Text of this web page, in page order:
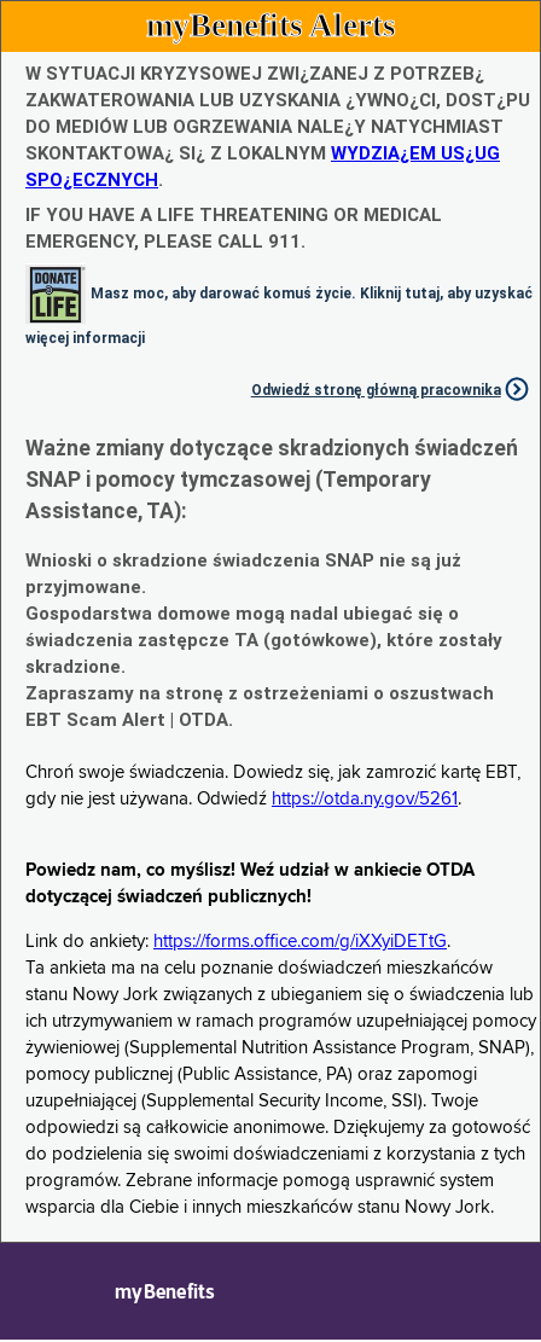
myBenefits Alerts
W SYTUACJI KRYZYSOWEJ ZWI¿ZANEJ Z POTRZEB¿
ZAKWATEROWANIA LUB UZYSKANIA ¿YWNO¿CI, DOST¿PU
DO MEDIÓW LUB OGRZEWANIA NALE¿Y NATYCHMIAST
SKONTAKTOWA¿ SI¿ Z LOKALNYM WYDZIA¿EM US¿UG
SPO¿ECZNYCH.
IF YOU HAVE A LIFE THREATENING OR MEDICAL
EMERGENCY, PLEASE CALL 911.
Masz moc, aby darować komuś życie. Kliknij tutaj, aby uzyskać
więcej informacji
Odwiedź stronę główną pracownika
Ważne zmiany dotyczące skradzionych świadczeń
SNAP i pomocy tymczasowej (Temporary
Assistance, TA):
Wnioski o skradzione świadczenia SNAP nie są już
przyjmowane.
Gospodarstwa domowe mogą nadal ubiegać się o
świadczenia zastępcze TA (gotówkowe), które zostały
skradzione.
Zapraszamy na stronę z ostrzeżeniami o oszustwach
EBT Scam Alert | OTDA.
Chroń swoje świadczenia. Dowiedz się, jak zamrozić kartę EBT,
gdy nie jest używana. Odwiedź https://otda.ny.gov/5261 .
Powiedz nam, co myślisz! Weź udział w ankiecie OTDA
dotyczącej świadczeń publicznych!
Link do ankiety: https://forms.office.com/g/iXXyiDETtG.
Ta ankieta ma na celu poznanie doświadczeń mieszkańców
stanu Nowy Jork związanych z ubieganiem się o świadczenia lub
ich utrzymywaniem w ramach programów uzupełniającej pomocy
żywieniowej (Supplemental Nutrition Assistance Program, SNAP),
pomocy publicznej (Public Assistance, PA) oraz zapomogi
uzupełniającej (Supplemental Security Income, SSI). Twoje
odpowiedzi są całkowicie anonimowe. Dziękujemy za gotowość
do podzielenia się swoimi doświadczeniami z korzystania z tych
programów. Zebrane informacje pomogą usprawnić system
wsparcia dla Ciebie i innych mieszkańców stanu Nowy Jork.
myBenefits